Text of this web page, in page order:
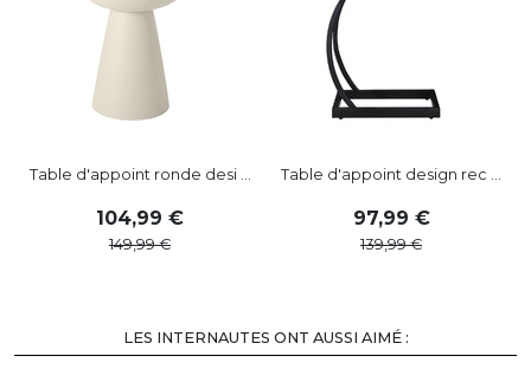
Table d'appoint ronde desi ...
104,99
149,99
Table d'appoint design rec ...
97,99
139,99
LES INTERNAUTES ONT AUSSI AIMÉ :